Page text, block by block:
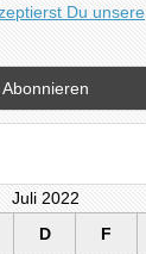
Du unsere
Juli 2022
D F